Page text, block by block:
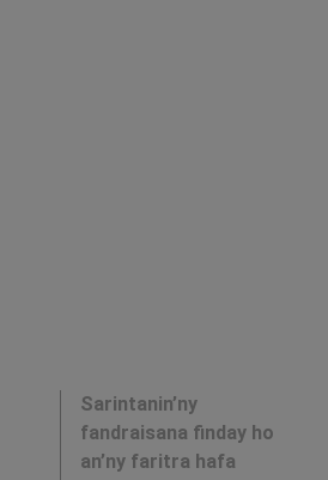
Sarintanin’ny
fandraisana finday ho
an’ny faritra hafa